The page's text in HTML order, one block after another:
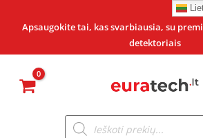
Apsaugokite tai, kas svarbiausia, su
detektoriais
Products
search